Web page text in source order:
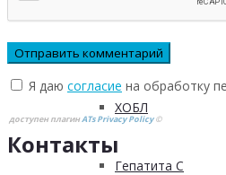
Рака
ХОБЛ
Гепатита С
Я даю согласие на обработку
доступен плагинATs Privacy Policy©
Контакты